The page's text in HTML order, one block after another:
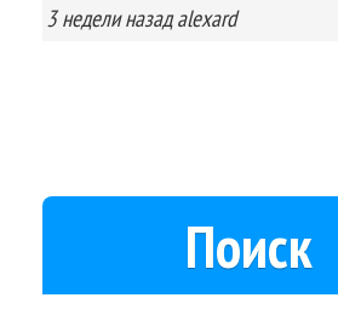
3 неделиназад alexard
Поиск